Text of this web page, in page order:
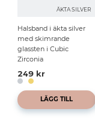
ÄKTA SILVER
Halsband i äkta silver
med skimrande
glassten i Cubic
Zirconia
249 kr
LÄGG TILL